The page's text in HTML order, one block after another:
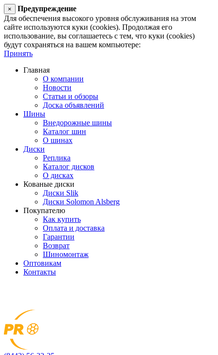
×
Предупреждение
Для обеспечения высокого уровня обслуживания на этом
сайте используются куки (cookies). Продолжая его
использование, вы соглашаетесь с тем, что куки (cookies)
будут сохраняться на вашем компьютере:
Принять
Главная
О компании
Новости
Статьи и обзоры
Доска объявлений
Шины
Внедорожные шины
Каталог шин
О шинах
Диски
Реплика
Каталог дисков
О дисках
Кованые диски
Диски Slik
Диски Solomon Alsberg
Покупателю
Как купить
Оплата и доставка
Гарантии
Возврат
Шиномонтаж
Оптовикам
Контакты